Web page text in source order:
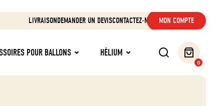
LIVRAISONDEMANDER UN DEVISCONTACTEZ-NOUS MON COMPTE
POUR BALLONS HÉLIUM
0